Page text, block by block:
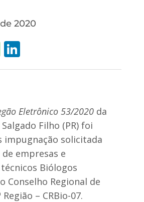
2020
WhatsApp
LinkedIn
Eletrônico 53/2020da
Filho (PR) foi
impugnação solicitada
empresas e
Biólogos
Conselho Regional de
– CRBio-07.